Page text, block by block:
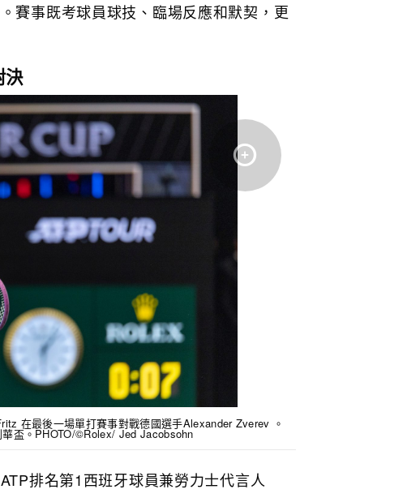
賽事既考球員球技、臨場反應和默契，更
決
在最後一場單打賽事對戰德國選手Alexander Zverev 。
盃。PHOTO/©Rolex/ Jed Jacobsohn
排名第1西班牙球員兼勞力士代言人